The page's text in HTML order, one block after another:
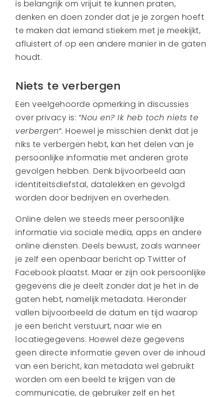
is belangrijk om vrijuit te kunnen praten,
denken en doen zonder dat je je zorgen hoeft
te maken dat iemand stiekem met je meekijkt,
afluistert of op een andere manier in de gaten
houdt.
Niets te verbergen
Een veelgehoorde opmerking in discussies
over privacy is: “Nou en? Ik heb toch niets te
verbergen“. Hoewel je misschien denkt dat je
niks te verbergen hebt, kan het delen van je
persoonlijke informatie met anderen grote
gevolgen hebben. Denk bijvoorbeeld aan
identiteitsdiefstal, datalekken en gevolgd
worden door bedrijven en overheden.
Online delen we steeds meer persoonlijke
informatie via sociale media, apps en andere
online diensten. Deels bewust, zoals wanneer
je zelf een openbaar bericht op Twitter of
Facebook plaatst. Maar er zijn ook persoonlijke
gegevens die je deelt zonder dat je het in de
gaten hebt, namelijk metadata. Hieronder
vallen bijvoorbeeld de datum en tijd waarop
je een bericht verstuurt, naar wie en
locatiegegevens. Hoewel deze gegevens
geen directe informatie geven over de inhoud
van een bericht, kan metadata wel gebruikt
worden om een beeld te krijgen van de
communicatie, de gebruiker zelf en het